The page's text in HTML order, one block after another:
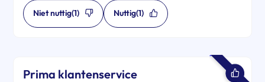
Niet nuttig(1) Nuttig(1)
Prima klantenservice